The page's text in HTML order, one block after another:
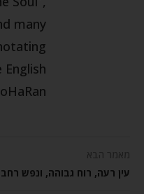
many
English
מאמר הבא
עין רעה, רוח גבוהה, ונפש רחבה, – פרשת בלק